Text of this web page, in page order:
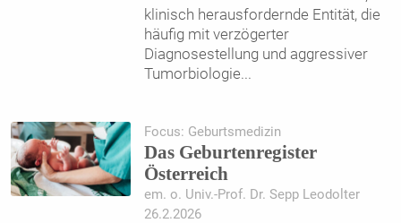
klinisch herausfordernde Entität, die
häufig mit verzögerter
Diagnosestellung und aggressiver
Tumorbiologie...
Focus: Geburtsmedizin
Das Geburtenregister
Österreich
em. o. Univ.-Prof. Dr. Sepp Leodolter
26.2.2026